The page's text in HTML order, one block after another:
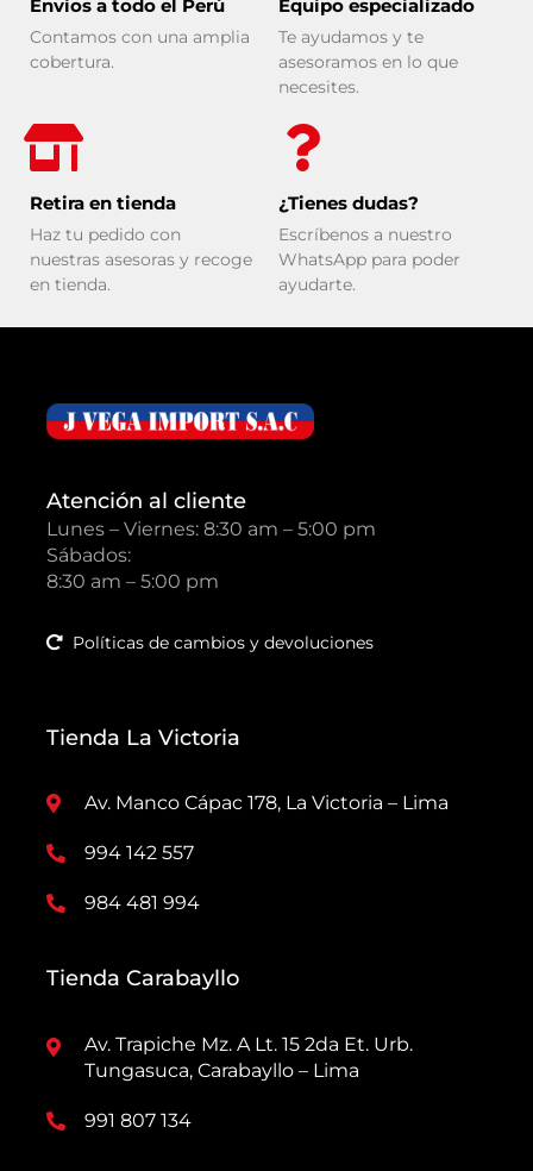
Envíos a todo el Perú
Contamos con una amplia
cobertura.
Equipo especializado
Te ayudamos y te
asesoramos en lo que
necesites.
Retira en tienda
Haz tu pedido con
nuestras asesoras y recoge
en tienda.
¿Tienes dudas?
Escríbenos a nuestro
WhatsApp para poder
ayudarte.
Atención al cliente
Lunes – Viernes: 8:30 am – 5:00 pm
Sábados:
8:30 am – 5:00 pm
Políticas de cambios y devoluciones
Tienda La Victoria
Av. Manco Cápac 178, La Victoria – Lima
994 142 557
984 481 994
Tienda Carabayllo
Av. Trapiche Mz. A Lt. 15 2da Et. Urb.
Tungasuca, Carabayllo – Lima
991 807 134